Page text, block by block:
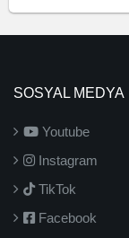
SOSYAL MEDYA
Youtube
Instagram
TikTok
Facebook